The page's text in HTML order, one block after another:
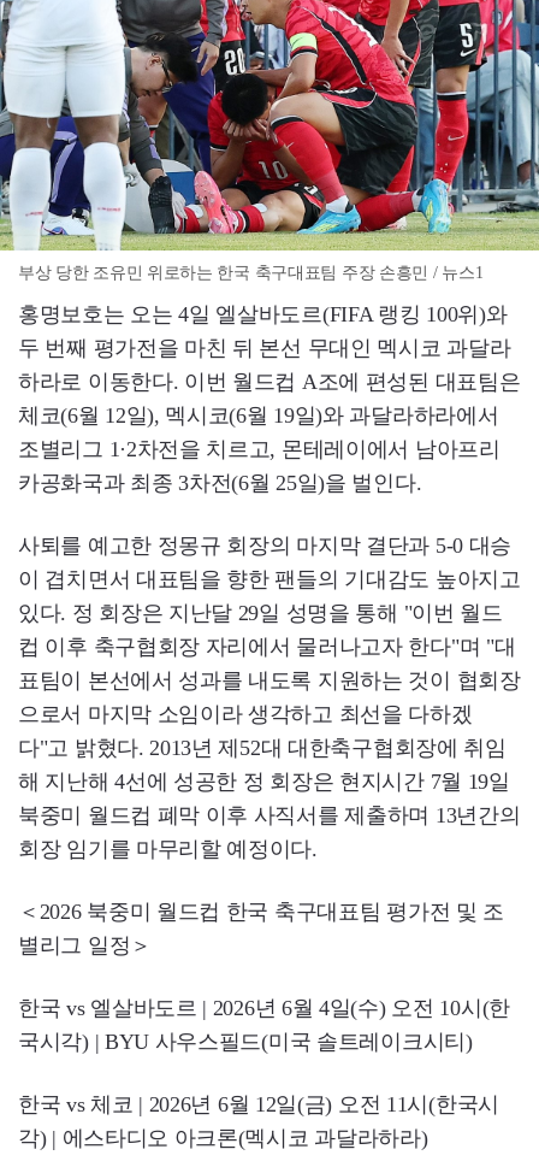
부상 당한 조유민 위로하는 한국 축구대표팀 주장 손흥민 / 뉴스1
홍명보호는 오는 4일 엘살바도르(FIFA 랭킹 100위)와
두 번째 평가전을 마친 뒤 본선 무대인 멕시코 과달라
하라로 이동한다. 이번 월드컵 A조에 편성된 대표팀은
체코(6월 12일), 멕시코(6월 19일)와 과달라하라에서
조별리그 1·2차전을 치르고, 몬테레이에서 남아프리
카공화국과 최종 3차전(6월 25일)을 벌인다.
사퇴를 예고한 정몽규 회장의 마지막 결단과 5-0 대승
이 겹치면서 대표팀을 향한 팬들의 기대감도 높아지고
있다. 정 회장은 지난달 29일 성명을 통해 "이번 월드
컵 이후 축구협회장 자리에서 물러나고자 한다"며 "대
표팀이 본선에서 성과를 내도록 지원하는 것이 협회장
으로서 마지막 소임이라 생각하고 최선을 다하겠
다"고 밝혔다. 2013년 제52대 대한축구협회장에 취임
해 지난해 4선에 성공한 정 회장은 현지시간 7월 19일
북중미 월드컵 폐막 이후 사직서를 제출하며 13년간의
회장 임기를 마무리할 예정이다.
＜2026 북중미 월드컵 한국 축구대표팀 평가전 및 조
별리그 일정＞
한국 vs 엘살바도르 | 2026년 6월 4일(수) 오전 10시(한
국시각) | BYU 사우스필드(미국 솔트레이크시티)
한국 vs 체코 | 2026년 6월 12일(금) 오전 11시(한국시
각) | 에스타디오 아크론(멕시코 과달라하라)